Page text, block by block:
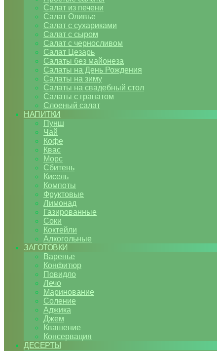
Салат из печени
Салат Оливье
Салат с сухариками
Салат с сыром
Салат с черносливом
Салат Цезарь
Салаты без майонеза
Салаты на День Рождения
Салаты на зиму
Салаты на свадебный стол
Салаты с гранатом
Слоеный салат
НАПИТКИ
Пунш
Чай
Кофе
Квас
Морс
Сбитень
Кисель
Компоты
Фруктовые
Лимонад
Газированные
Соки
Коктейли
Алкогольные
ЗАГОТОВКИ
Варенье
Конфитюр
Повидло
Лечо
Маринование
Соление
Аджика
Джем
Квашение
Консервация
ДЕСЕРТЫ